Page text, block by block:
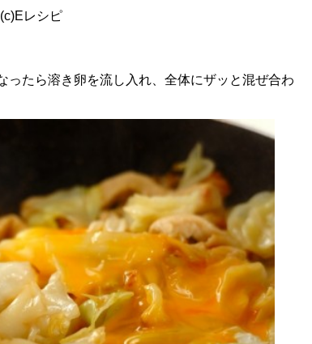
(c)Eレシピ
ったら溶き卵を流し入れ、全体にザッと混ぜ合わ